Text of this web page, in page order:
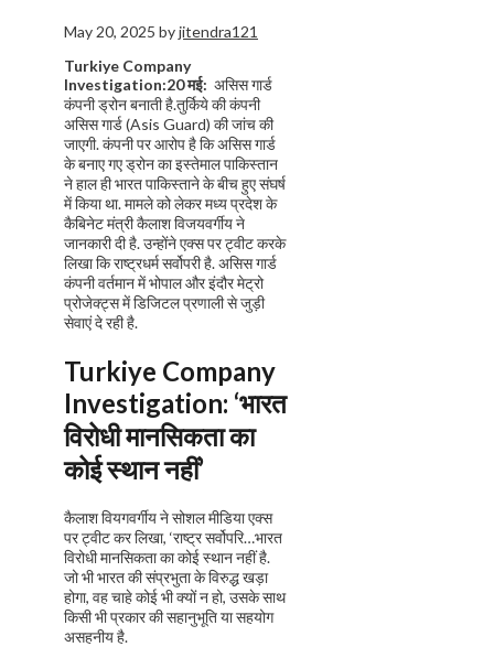
May 20, 2025 byjitendra121
Turkiye Company
Investigation:20 मई: असिस गार्ड
कंपनी ड्रोन बनाती है.तुर्किये की कंपनी
असिस गार्ड (Asis Guard) की जांच की
जाएगी. कंपनी पर आरोप है कि असिस गार्ड
के बनाए गए ड्रोन का इस्तेमाल पाकिस्तान
ने हाल ही भारत पाकिस्ताने के बीच हुए संघर्ष
में किया था. मामले को लेकर मध्य प्रदेश के
कैबिनेट मंत्री कैलाश विजयवर्गीय ने
जानकारी दी है. उन्होंने एक्स पर ट्वीट करके
लिखा कि राष्ट्रधर्म सर्वोपरी है. असिस गार्ड
कंपनी वर्तमान में भोपाल और इंदौर मेट्रो
प्रोजेक्ट्स में डिजिटल प्रणाली से जुड़ी
सेवाएं दे रही है.
Turkiye Company
Investigation: ‘भारत
विरोधी मानसिकता का
कोई स्थान नहीं’
कैलाश वियगवर्गीय ने सोशल मीडिया एक्स
पर ट्वीट कर लिखा, ‘राष्ट्र सर्वोपरि…भारत
विरोधी मानसिकता का कोई स्थान नहीं है.
जो भी भारत की संप्रभुता के विरुद्ध खड़ा
होगा, वह चाहे कोई भी क्यों न हो, उसके साथ
किसी भी प्रकार की सहानुभूति या सहयोग
असहनीय है.